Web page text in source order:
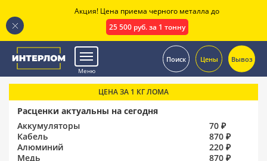
Меню
Поиск Цены Вывоз
ЦЕНА ЗА 1 КГ ЛОМА
Расценки актуальны на сегодня
Аккумуляторы
70 ₽
Кабель
870 ₽
Алюминий
220 ₽
Медь
870 ₽
Акция! Цена приема черного металла до
25 500 руб. за 1 тонну
.